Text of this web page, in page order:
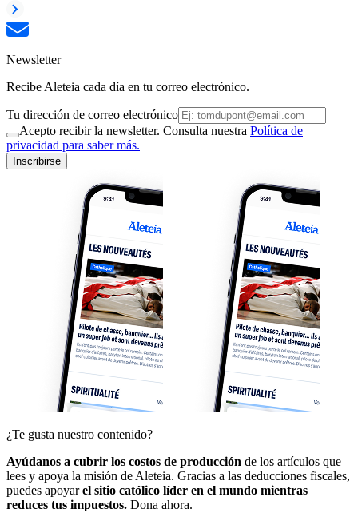
Newsletter
Recibe Aleteia cada día en tu correo electrónico.
Tu dirección de correo electrónico
Acepto recibir la newsletter. Consulta nuestra Política de
privacidad para saber más.
Inscribirse
¿Te gusta nuestro contenido?
Ayúdanos a cubrir los costos de producción de los artículos que
lees y apoya la misión de Aleteia. Gracias a las deducciones fiscales,
puedes apoyarel sitio católico líder en el mundo mientras
reduces tus impuestos. Dona ahora.